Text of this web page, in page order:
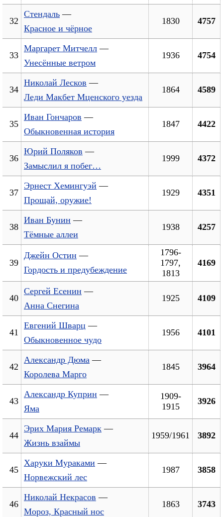
32
Стендаль —
Красное и чёрное
1830 4757
33
Маргарет Митчелл —
Унесённые ветром
1936 4754
34
Николай Лесков —
Леди Макбет Мценского уезда
1864 4589
35
Иван Гончаров —
Обыкновенная история
1847 4422
36
Юрий Поляков —
Замыслил я побег…
1999 4372
37
Эрнест Хемингуэй —
Прощай, оружие!
1929 4351
38
Иван Бунин —
Тёмные аллеи
1938 4257
39
Джейн Остин —
Гордость и предубеждение
1796-
1797,
1813
4169
40
Сергей Есенин —
Анна Снегина
1925 4109
41
Евгений Шварц —
Обыкновенное чудо
1956 4101
42
Александр Дюма —
Королева Марго
1845 3964
43
Александр Куприн —
Яма
1909-
1915
3926
44
Эрих Мария Ремарк —
Жизнь взаймы
1959/1961 3892
45
Харуки Мураками —
Норвежский лес
1987 3858
46
Николай Некрасов —
Мороз, Красный нос
1863 3743